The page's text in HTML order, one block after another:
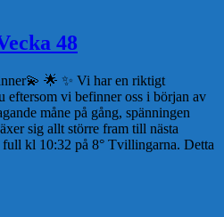
48
🌟 ✨ Vi har en riktigt
eftersom vi befinner oss i början av
måne på gång, spänningen
sig allt större fram till nästa
kl 10:32 på 8° Tvillingarna. Detta